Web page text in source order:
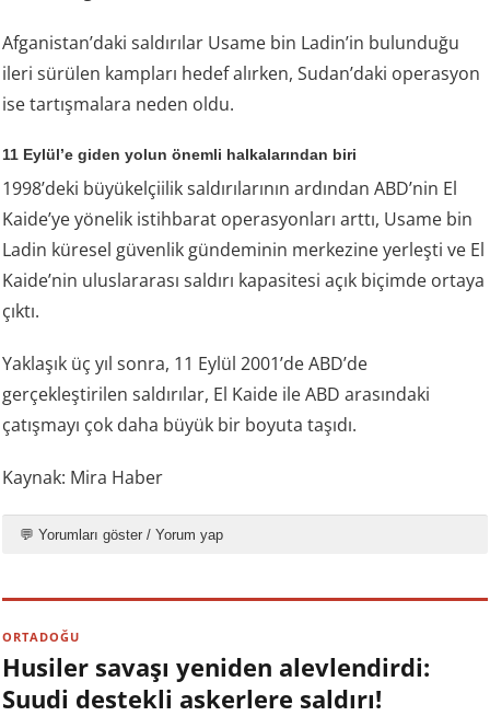
Afganistan’daki saldırılar Usame bin Ladin’in bulunduğu
ileri sürülen kampları hedef alırken, Sudan’daki operasyon
ise tartışmalara neden oldu.
11 Eylül’e giden yolun önemli halkalarından biri
1998’deki büyükelçiilik saldırılarının ardından ABD’nin El
Kaide’ye yönelik istihbarat operasyonları arttı, Usame bin
Ladin küresel güvenlik gündeminin merkezine yerleşti ve El
Kaide’nin uluslararası saldırı kapasitesi açık biçimde ortaya
çıktı.
Yaklaşık üç yıl sonra, 11 Eylül 2001’de ABD’de
gerçekleştirilen saldırılar, El Kaide ile ABD arasındaki
çatışmayı çok daha büyük bir boyuta taşıdı.
Kaynak: Mira Haber
💬 Yorumları göster / Yorum yap
ORTADOĞU
Husiler savaşı yeniden alevlendirdi:
Suudi destekli askerlere saldırı!